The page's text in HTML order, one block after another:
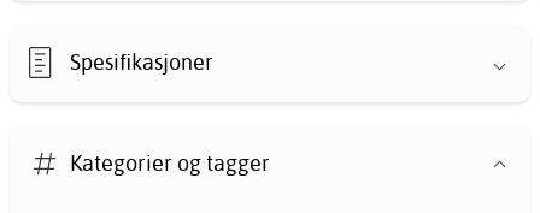
Spesifikasjoner
Kategorier og tagger